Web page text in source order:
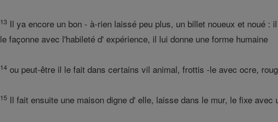
13 Il ya encore un bon - à-rien laissé peu plus, un billet noueux et noué
le façonne avec l'habileté d' expérience, il lui donne une forme humaine
14 ou peut-être il le fait dans certains vil animal, frottis -le avec ocre,
15 Il fait ensuite une maison digne d' elle, laisse dans le mur, le fixe avec